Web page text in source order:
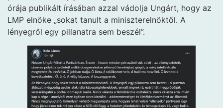
órája publikált írásában azzal vádolja Ungárt, hogy az
LMP elnöke „sokat tanult a miniszterelnöktől. A
lényegről egy pillanatra sem beszél”.